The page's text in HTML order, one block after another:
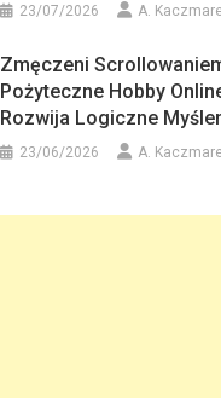
23/07/2026 A.
Zmęczeni
Pożyteczne Hobby
Rozwija Logiczne
23/06/2026 A.